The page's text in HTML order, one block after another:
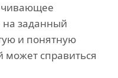
на заданный
и понятную
может справиться